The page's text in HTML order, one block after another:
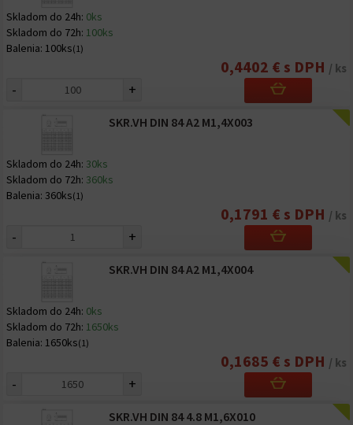
Skladom do 24h: 0ks
Skladom do 72h: 100ks
Balenia: 100ks(1)
0,4402 € s DPH / ks
- +
SKR.VH DIN 84 A2 M1,4X003
Skladom do 24h: 30ks
Skladom do 72h: 360ks
Balenia: 360ks(1)
0,1791 € s DPH / ks
- +
SKR.VH DIN 84 A2 M1,4X004
Skladom do 24h: 0ks
Skladom do 72h: 1650ks
Balenia: 1650ks(1)
0,1685 € s DPH / ks
- +
SKR.VH DIN 84 4.8 M1,6X010